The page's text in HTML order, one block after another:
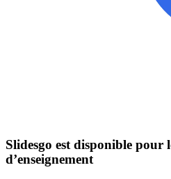
Slidesgo est disponible pour
d’enseignement